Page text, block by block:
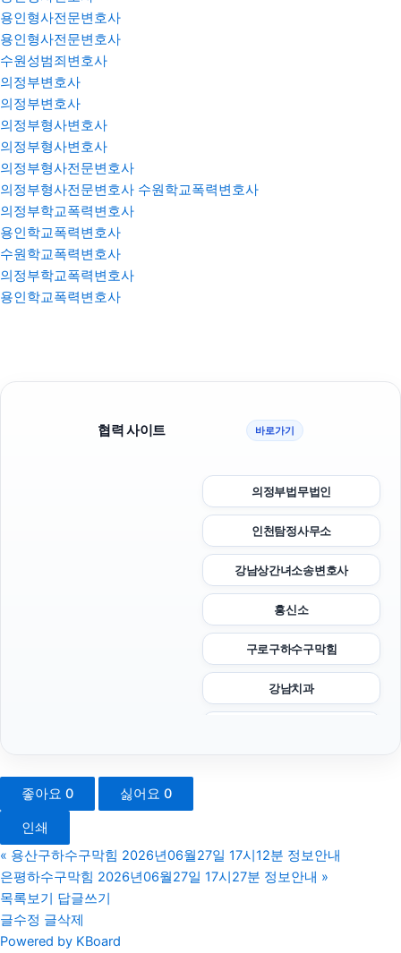
용인형사전문변호사
용인형사전문변호사
수원성범죄변호사
의정부변호사
의정부변호사
의정부형사변호사
의정부형사변호사
의정부형사전문변호사
의정부형사전문변호사 수원학교폭력변호사
의정부학교폭력변호사
용인학교폭력변호사
수원학교폭력변호사
의정부학교폭력변호사
용인학교폭력변호사
협력 사이트 바로가기
의정부법무법인
인천탐정사무소
강남상간녀소송변호사
흥신소
구로구하수구막힘
강남치과
도봉하수구막힘
좋아요 0 싫어요 0
인쇄
« 용산구하수구막힘 2026년06월27일 17시12분 정보안내
은평하수구막힘 2026년06월27일 17시27분 정보안내 »
목록보기 답글쓰기
글수정 글삭제
Powered by KBoard